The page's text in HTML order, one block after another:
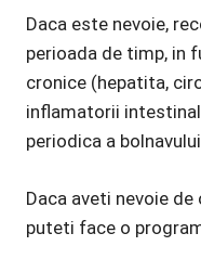
Daca este nevoie,
perioada de timp, in
cronice (hepatita,
inflamatorii
periodica a
Daca aveti nevoie
puteti face o